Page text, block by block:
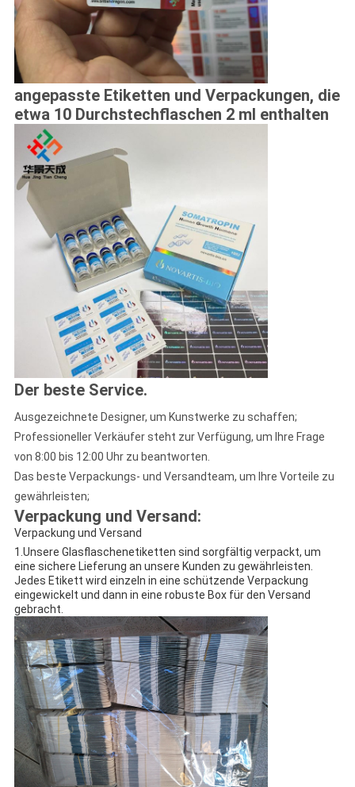
angepasste Etiketten und Verpackungen, die
etwa 10 Durchstechflaschen 2 ml enthalten
Der beste Service.
Ausgezeichnete Designer, um Kunstwerke zu schaffen;
Professioneller Verkäufer steht zur Verfügung, um Ihre Frage
von 8:00 bis 12:00 Uhr zu beantworten.
Das beste Verpackungs- und Versandteam, um Ihre Vorteile zu
gewährleisten;
Verpackung und Versand:
Verpackung und Versand
1.Unsere Glasflaschenetiketten sind sorgfältig verpackt, um
eine sichere Lieferung an unsere Kunden zu gewährleisten.
Jedes Etikett wird einzeln in eine schützende Verpackung
eingewickelt und dann in eine robuste Box für den Versand
gebracht.